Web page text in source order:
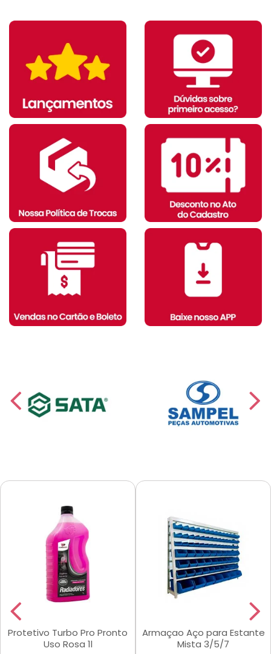
Protetivo Turbo Pro Pronto
Uso Rosa 1l
Armaçao Aço para Estante
Mista 3/5/7